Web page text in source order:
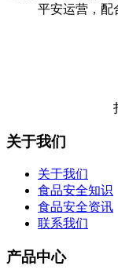
平安运营，配
关于我们
关于我们
食品安全知识
食品安全资讯
联系我们
产品中心